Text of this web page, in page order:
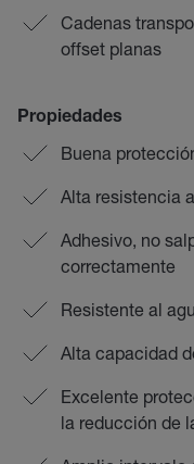
Cadenas
offset planas
Propiedades
Buena
Alta resistencia
Adhesivo, no
correctamente
Resistente al
Alta capacidad
Excelente
la reducción de